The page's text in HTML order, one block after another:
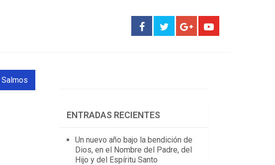
Salmos
ENTRADAS RECIENTES
Un nuevo año bajo la bendición de
Dios, en el Nombre del Padre, del
Hijo y del Espíritu Santo